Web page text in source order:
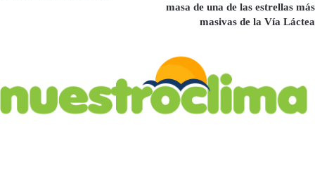
masa de una de las estrellas más
masivas de la Vía Láctea